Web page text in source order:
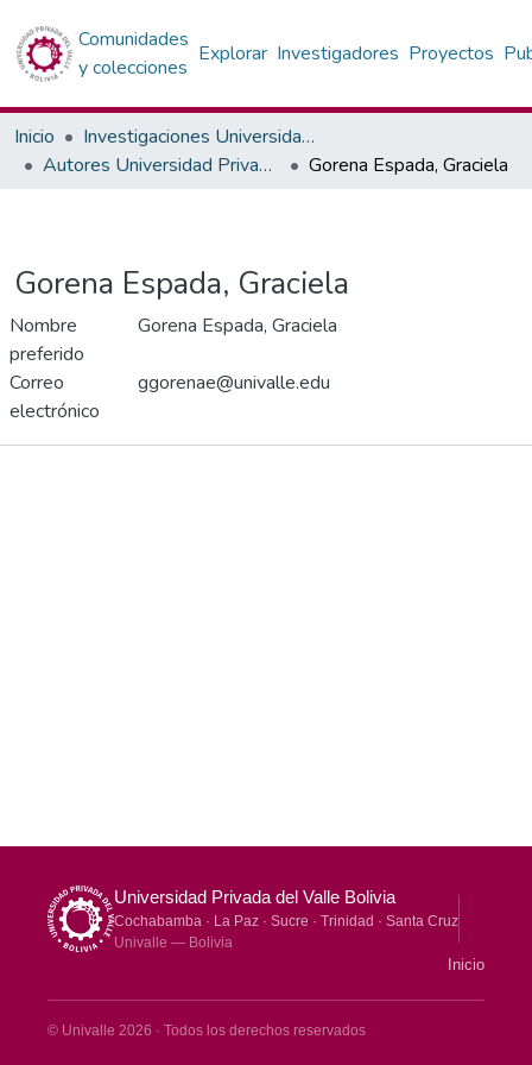
Comunidades
y colecciones
Explorar Investigadores Proyectos
Inicio
Investigaciones Universidad Privada del Valle
Autores Universidad Privada del Valle
Gorena Espada, Graciela
Gorena Espada, Graciela
Nombre
preferido
Gorena Espada, Graciela
Correo
electrónico
ggorenae@univalle.edu
Universidad Privada del Valle Bolivia
Cochabamba · La Paz · Sucre · Trinidad · Santa Cruz
Univalle — Bolivia
Inicio
© Univalle 2026 · Todos los derechos reservados